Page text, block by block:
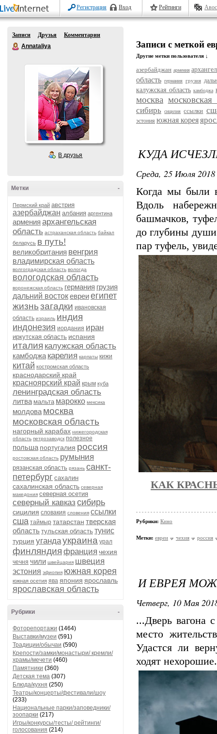
Регистрация Вход Рейтинги
Записи Друзья
Комментарии
Annataliya
В друзья
-
Метки
Пермский край австрия
азербайджан албания аргентина
армения архангельская
область астраханская область байкал
беларусь в путь!
великобритания венгрия
владимирская область
волгоградская область вологда
вологодская область
воронежская область германия грузия
дальний востокевреиегипет
жизньзагадки ивановская
область израиль индия
индонезия иордания иран
иркутская область испания
италия калужская область
камбоджа карелия карпаты кижи
китай костромская область
краснодарский край
красноярский край крым куба
ленинградская область
литва мальта марокко мексика
молдова москва
московская область
нагорный карабах нижегородская
область петрозаводск полезное
польша португалия россия
ростовская область румыния
рязанская область рязань санкт-
петербург сахалин
сахалинская область северная
македония северная осетия
северный кавказ сибирь
сицилия словакия словения ссылки
сша таймыр татарстан тверская
область тульская область тунис
турция угандаукраина урал
финляндия франция чехия
чечня чили швейцария швеция
эстония эфиопия южная корея
южная осетия ява япония ярославль
ярославская область
-
Рубрики
Фоторепортажи (1464)
Выставки/музеи (591)
Традиции/обычаи (590)
Крепости/замки/монастыри/ кремли/
храмы/мечети (460)
Памятники (360)
Детская тема (307)
Блюда/кухня (250)
Театры/концерты/фестивали/шоу
(233)
Национальные парки/заповедники/
зоопарки (217)
Игры/конкурсы/тесты/ рейтинги/
голосования (214)
Записи с меткой
Другие метки пользователя ↓
азербайджан армения
область германия грузия
калужская область камбоджа
москва московская
сибирь сицилия ссылки
эстония южная корея
КУДА
Среда, 25 Июля
Когда мы были
Вдоль
башмачков,
до глубины
пар туфель,
КАК
Рубрики: Кино
Метки: евреи чехия россия
И ЕВРЕЯ
Четверг, 10 Мая
...Дверь вагона
место
Удастся ли
ходят